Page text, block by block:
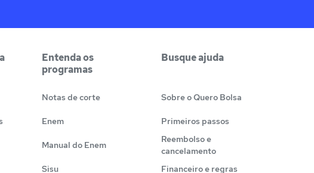
Entenda os
programas
Notas de corte
Enem
Manual do Enem
Sisu
Busque ajuda
Sobre o Quero Bolsa
Primeiros passos
Reembolso e
cancelamento
Financeiro e regras